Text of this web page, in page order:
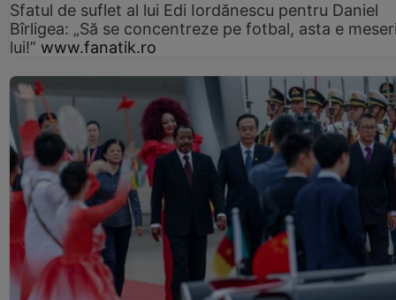
Sfatul de suflet al lui Edi Iordănescu pentru Daniel
Bîrligea: „Să se concentreze pe fotbal, asta e
lui!” www.fanatik.ro